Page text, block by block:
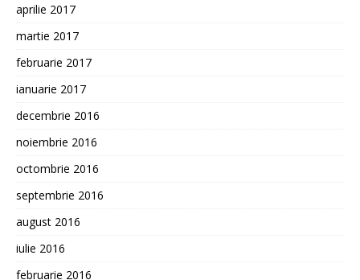
aprilie 2017
martie 2017
februarie 2017
ianuarie 2017
decembrie 2016
noiembrie 2016
octombrie 2016
septembrie 2016
august 2016
iulie 2016
februarie 2016